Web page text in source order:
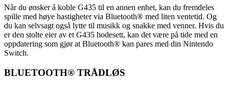
Når du ønsker å koble G435 til en annen enhet, kan du fremdeles
spille med høye hastigheter via Bluetooth® med liten ventetid. Og
du kan selvsagt også lytte til musikk og snakke med venner. Hvis du
er den stolte eier av et G435 hodesett, kan det være på tide med en
oppdatering som gjør at Bluetooth® kan pares med din Nintendo
Switch.
BLUETOOTH® TRÅDLØS